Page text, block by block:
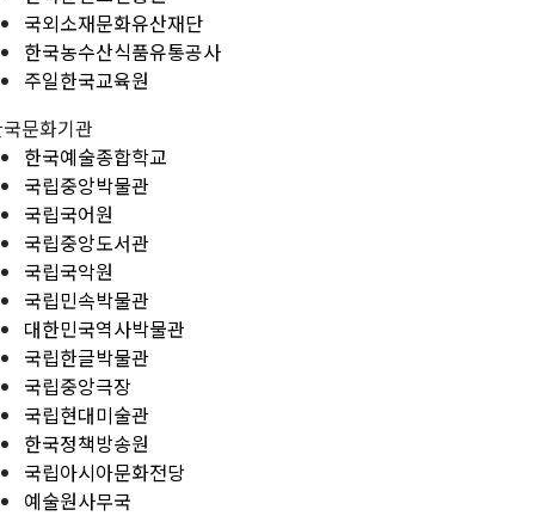
국외소재문화유산재단
한국농수산식품유통공사
주일한국교육원
문화기관
한국예술종합학교
국립중앙박물관
국립국어원
국립중앙도서관
국립국악원
국립민속박물관
대한민국역사박물관
국립한글박물관
국립중앙극장
국립현대미술관
한국정책방송원
국립아시아문화전당
예술원사무국